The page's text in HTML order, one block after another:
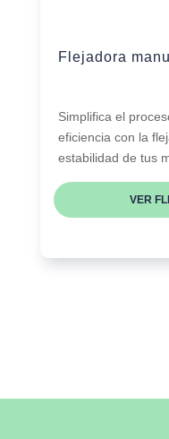
Flejadora
Simplifica el
eficiencia con la
estabilidad de tus
VER